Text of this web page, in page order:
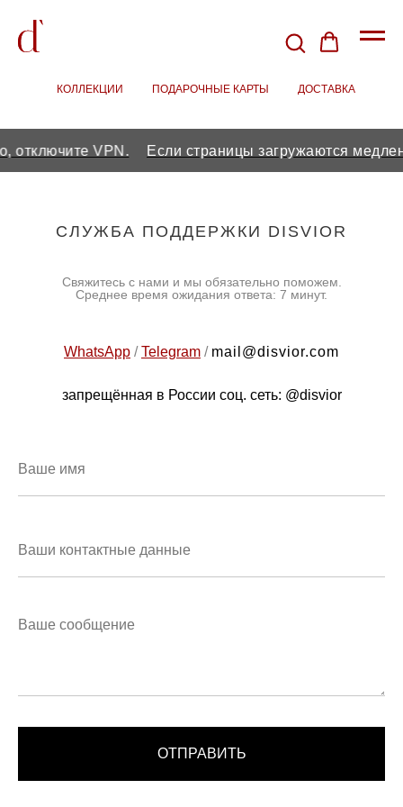
КОЛЛЕКЦИИ ПОДАРОЧНЫЕ КАРТЫ ДОСТАВКА
отключите VPN. Если страницы загружаются
CЛУЖБА ПОДДЕРЖКИ DISVIOR
Свяжитесь с нами и мы обязательно поможем.
Среднее время ожидания ответа: 7 минут.
WhatsApp / Telegram / mail@disvior.com
запрещённая в России соц. сеть: @disvior
ОТПРАВИТЬ